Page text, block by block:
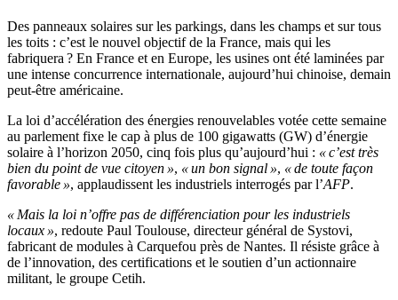
Des panneaux solaires sur les parkings, dans les champs et sur tous
les toits : c’est le nouvel objectif de la France, mais qui les
fabriquera ? En France et en Europe, les usines ont été laminées par
une intense concurrence internationale, aujourd’hui chinoise, demain
peut-être américaine.
La loi d’accélération des énergies renouvelables votée cette semaine
au parlement fixe le cap à plus de 100 gigawatts (GW) d’énergie
solaire à l’horizon 2050, cinq fois plus qu’aujourd’hui : « c’est très
bien du point de vue citoyen », « un bon signal », « de toute façon
favorable », applaudissent les industriels interrogés par l’AFP.
« Mais la loi n’offre pas de différenciation pour les industriels
locaux », redoute Paul Toulouse, directeur général de Systovi,
fabricant de modules à Carquefou près de Nantes. Il résiste grâce à
de l’innovation, des certifications et le soutien d’un actionnaire
militant, le groupe Cetih.